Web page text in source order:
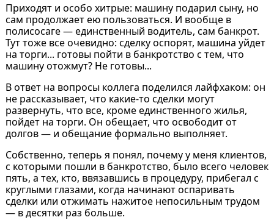
Приходят и особо хитрые: машину подарил сыну, но
сам продолжает ею пользоваться. И вообще в
полисосаге — единственный водитель, сам банкрот.
Тут тоже все очевидно: сделку оспорят, машина уйдет
на торги... готовы пойти в банкротство с тем, что
машину отожмут? Не готовы...
В ответ на вопросы коллега поделился лайфхаком: он
не рассказывает, что какие-то сделки могут
развернуть, что все, кроме единственного жилья,
пойдет на торги. Он обещает, что освободит от
долгов — и обещание формально выполняет.
Собственно, теперь я понял, почему у меня клиентов,
с которыми пошли в банкротство, было всего человек
пять, а тех, кто, ввязавшись в процедуру, прибегал с
круглыми глазами, когда начинают оспаривать
сделки или отжимать нажитое непосильным трудом
— в десятки раз больше.